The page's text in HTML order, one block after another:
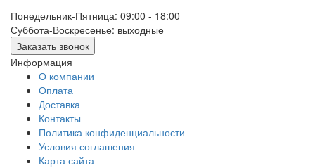
Понедельник-Пятница: 09:00 - 18:00
Суббота-Воскресенье: выходные
Заказать звонок
Информация
О компании
Оплата
Доставка
Контакты
Политика конфиденциальности
Условия соглашения
Карта сайта